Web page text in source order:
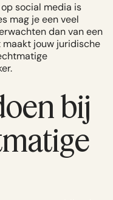
social media is
mag je een veel
dan van een
jouw juridische
bij